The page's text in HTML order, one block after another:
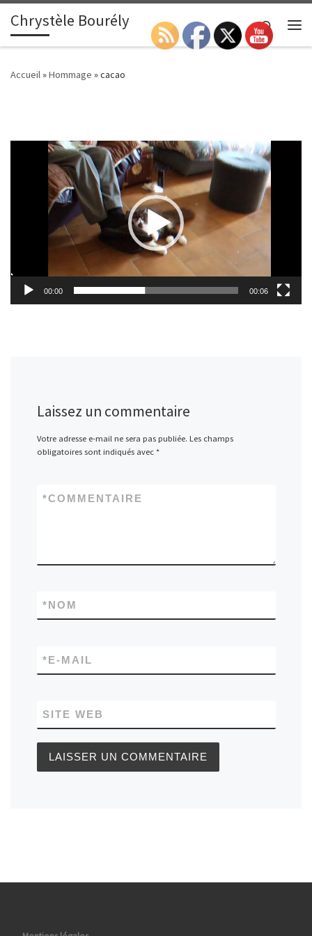
Passer au contenu
Chrystèle Bourély
Search
Accueil»Hommage »cacao
Lecteur
00:00 00:06
Laissez un commentaire
Votre adresse e-mail ne sera pas publiée. Les champs
obligatoires sont indiqués avec *
COMMENTAIRE
*
NOM
*
E-MAIL
*
SITE WEB